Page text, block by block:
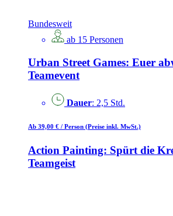
Bundesweit
ab 15 Personen
Urban Street Games: Euer
Teamevent
Dauer: 2,5 Std.
Ab 39,00 € / Person (Preise inkl. MwSt.)
Action Painting: Spürt die
Teamgeist